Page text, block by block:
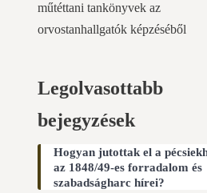
műtéttani tankönyvek az
orvostanhallgatók képzéséből
Legolvasottabb
bejegyzések
Hogyan jutottak el a
az 1848/49-es forradalom és
szabadságharc hírei?